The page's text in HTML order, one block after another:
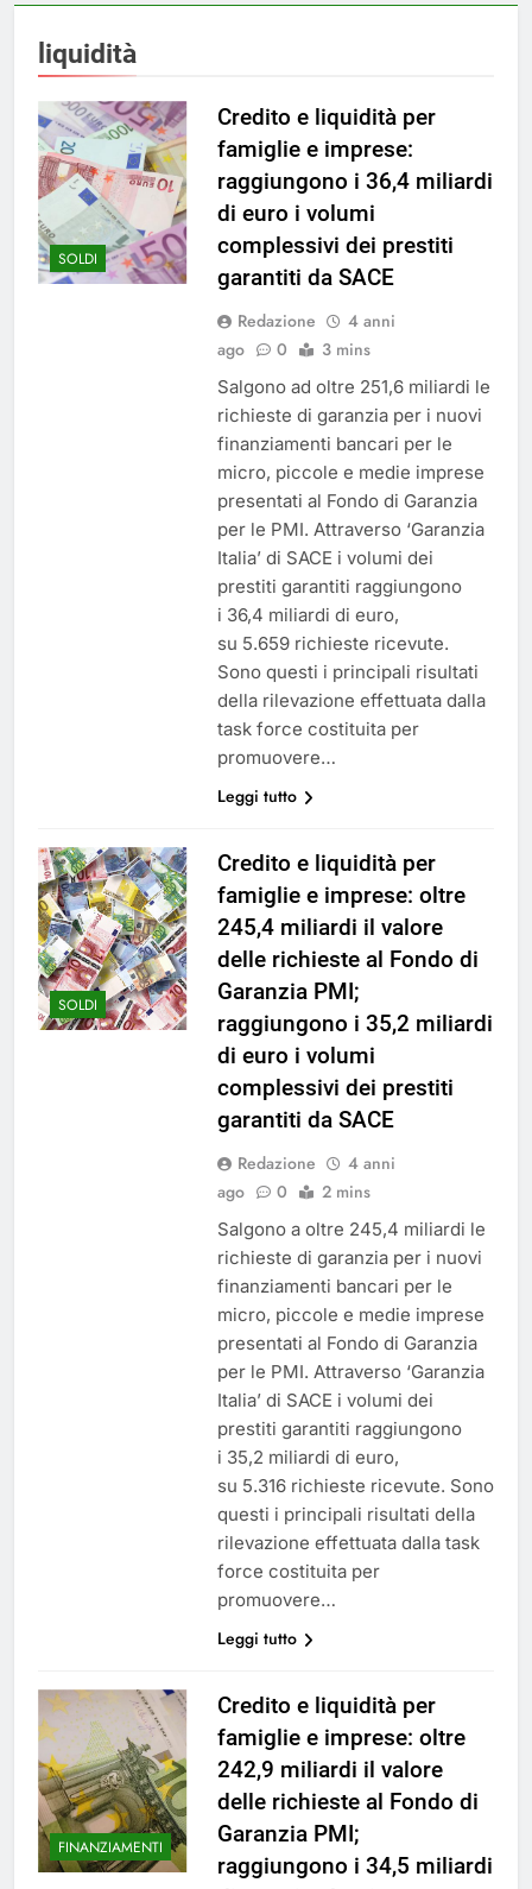
liquidità
SOLDI
Credito e liquidità per
famiglie e imprese:
raggiungono i 36,4 miliardi
di euro i volumi
complessivi dei prestiti
garantiti da SACE
Redazione
4 anni
ago
0 3 mins
Salgono ad oltre 251,6 miliardi le
richieste di garanzia per i nuovi
finanziamenti bancari per le
micro, piccole e medie imprese
presentati al Fondo di Garanzia
per le PMI. Attraverso ‘Garanzia
Italia’ di SACE i volumi dei
prestiti garantiti raggiungono
i 36,4 miliardi di euro,
su 5.659 richieste ricevute.
Sono questi i principali risultati
della rilevazione effettuata dalla
task force costituita per
promuovere…
Leggi tutto
SOLDI
Credito e liquidità per
famiglie e imprese: oltre
245,4 miliardi il valore
delle richieste al Fondo di
Garanzia PMI;
raggiungono i 35,2 miliardi
di euro i volumi
complessivi dei prestiti
garantiti da SACE
Redazione
4 anni
ago
0 2 mins
Salgono a oltre 245,4 miliardi le
richieste di garanzia per i nuovi
finanziamenti bancari per le
micro, piccole e medie imprese
presentati al Fondo di Garanzia
per le PMI. Attraverso ‘Garanzia
Italia’ di SACE i volumi dei
prestiti garantiti raggiungono
i 35,2 miliardi di euro,
su 5.316 richieste ricevute. Sono
questi i principali risultati della
rilevazione effettuata dalla task
force costituita per
promuovere…
Leggi tutto
FINANZIAMENTI
Credito e liquidità per
famiglie e imprese: oltre
242,9 miliardi il valore
delle richieste al Fondo di
Garanzia PMI;
raggiungono i 34,5 miliardi